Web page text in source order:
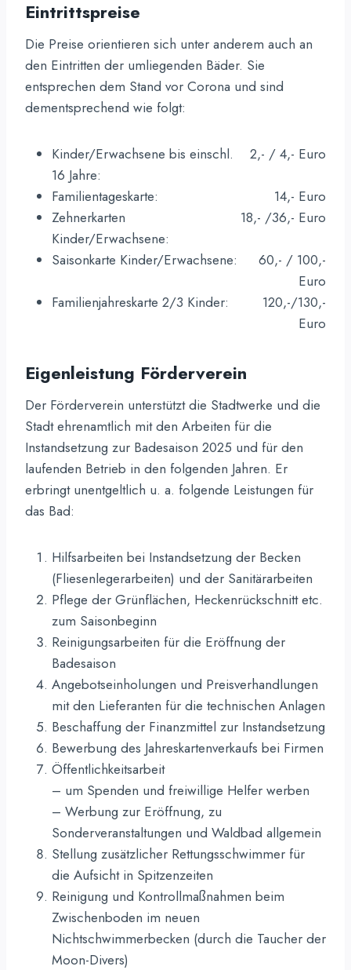
Eintrittspreise
Die Preise orientieren sich unter anderem auch an
den Eintritten der umliegenden Bäder. Sie
entsprechen dem Stand vor Corona und sind
dementsprechend wie folgt:
Kinder/Erwachsene bis einschl.
16 Jahre:
2,- / 4,- Euro
Familientageskarte:
14,- Euro
Zehnerkarten
Kinder/Erwachsene:
18,- /36,- Euro
Saisonkarte Kinder/Erwachsene:
60,- / 100,-
Euro
Familienjahreskarte 2/3 Kinder:
120,-/130,-
Euro
Eigenleistung Förderverein
Der Förderverein unterstützt die Stadtwerke und die
Stadt ehrenamtlich mit den Arbeiten für die
Instandsetzung zur Badesaison 2025 und für den
laufenden Betrieb in den folgenden Jahren. Er
erbringt unentgeltlich u. a. folgende Leistungen für
das Bad:
Hilfsarbeiten bei Instandsetzung der Becken
(Fliesenlegerarbeiten) und der Sanitärarbeiten
Pflege der Grünflächen, Heckenrückschnitt etc.
zum Saisonbeginn
Reinigungsarbeiten für die Eröffnung der
Badesaison
Angebotseinholungen und Preisverhandlungen
mit den Lieferanten für die technischen Anlagen
Beschaffung der Finanzmittel zur Instandsetzung
Bewerbung des Jahreskartenverkaufs bei Firmen
Öffentlichkeitsarbeit
– um Spenden und freiwillige Helfer werben
– Werbung zur Eröffnung, zu
Sonderveranstaltungen und Waldbad allgemein
Stellung zusätzlicher Rettungsschwimmer für
die Aufsicht in Spitzenzeiten
Reinigung und Kontrollmaßnahmen beim
Zwischenboden im neuen
Nichtschwimmerbecken (durch die Taucher der
Moon-Divers)